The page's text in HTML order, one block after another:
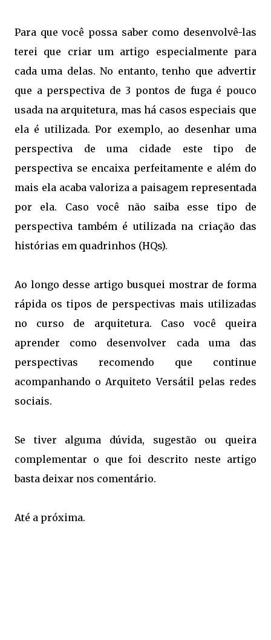
Para que você possa saber como desenvolvê-las
terei que criar um artigo especialmente para
cada uma delas. No entanto, tenho que advertir
que a perspectiva de 3 pontos de fuga é pouco
usada na arquitetura, mas há casos especiais que
ela é utilizada. Por exemplo, ao desenhar uma
perspectiva de uma cidade este tipo de
perspectiva se encaixa perfeitamente e além do
mais ela acaba valoriza a paisagem representada
por ela. Caso você não saiba esse tipo de
perspectiva também é utilizada na criação das
histórias em quadrinhos (HQs).
Ao longo desse artigo busquei mostrar de forma
rápida os tipos de perspectivas mais utilizadas
no curso de arquitetura. Caso você queira
aprender como desenvolver cada uma das
perspectivas recomendo que continue
acompanhando o Arquiteto Versátil pelas redes
sociais.
Se tiver alguma dúvida, sugestão ou queira
complementar o que foi descrito neste artigo
basta deixar nos comentário.
Até a próxima.